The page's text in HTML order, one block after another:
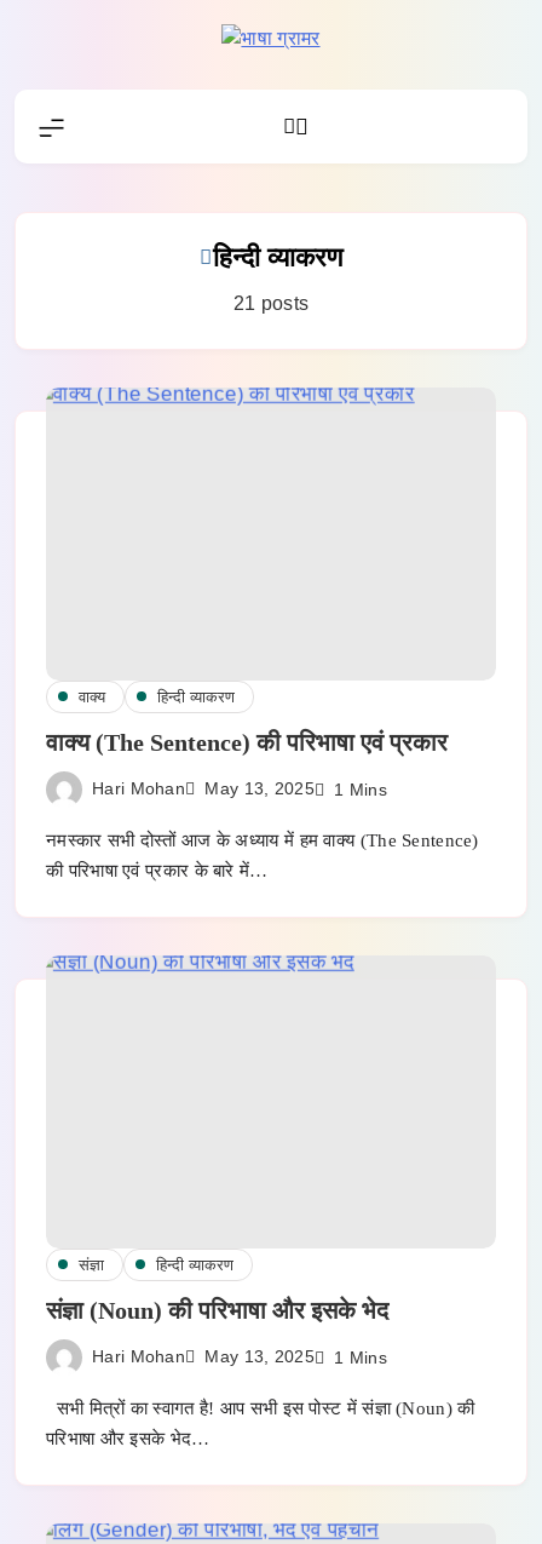
हिन्दी व्याकरण
21 posts
वाक्य हिन्दी व्याकरण
वाक्य (The Sentence) की परिभाषा एवं प्रकार
Hari Mohan May 13, 2025 1 Mins
नमस्कार सभी दोस्तों आज के अध्याय में हम वाक्य (The Sentence)
की परिभाषा एवं प्रकार के बारे में…
संज्ञा हिन्दी व्याकरण
संज्ञा (Noun) की परिभाषा और इसके भेद
Hari Mohan May 13, 2025 1 Mins
सभी मित्रों का स्वागत है! आप सभी इस पोस्ट में संज्ञा (Noun) की
परिभाषा और इसके भेद…